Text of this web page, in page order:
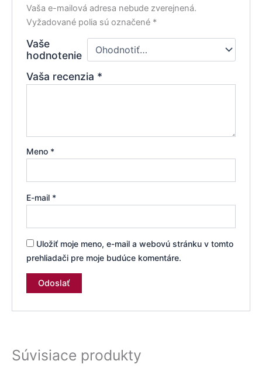
Vaša e-mailová adresa nebude zverejnená.
Vyžadované polia sú označené *
Vaše
hodnotenie
Vaša recenzia *
Meno *
E-mail *
Uložiť moje meno, e-mail a webovú stránku v tomto
prehliadači pre moje budúce komentáre.
Súvisiace produkty